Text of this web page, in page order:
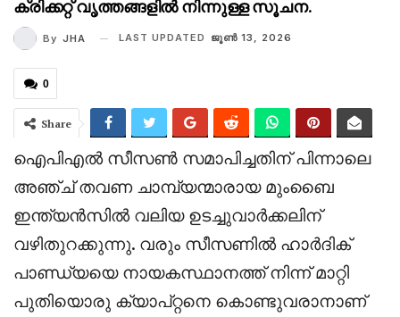
ക്രിക്കറ്റ് വൃത്തങ്ങളിൽ നിന്നുള്ള സൂചന.
By JHA LAST UPDATED ജൂണ്‍ 13, 2026
0
Share
ഐപിഎൽ സീസൺ സമാപിച്ചതിന് പിന്നാലെ
അഞ്ച് തവണ ചാമ്പ്യന്മാരായ മുംബൈ
ഇന്ത്യൻസിൽ വലിയ ഉടച്ചുവാർക്കലിന്
വഴിതുറക്കുന്നു. വരും സീസണിൽ ഹാർദിക്
പാണ്ഡ്യയെ നായകസ്ഥാനത്ത് നിന്ന് മാറ്റി
പുതിയൊരു ക്യാപ്റ്റനെ കൊണ്ടുവരാനാണ്